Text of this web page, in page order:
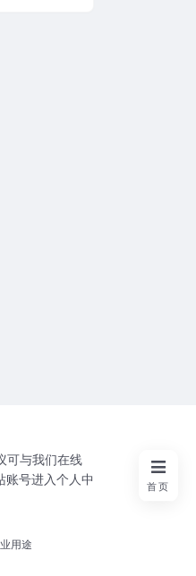
可与我们在线
账号进入个人中
用途
首页